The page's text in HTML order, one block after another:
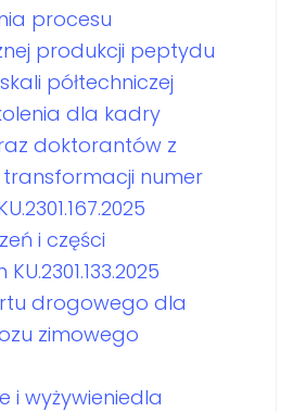
procesu
produkcji peptydu
półtechniczej
dla kadry
doktorantów z
transformacji numer
i części
drogowego dla
zimowego
i wyżywieniedla